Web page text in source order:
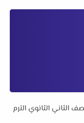
الثاني الثانوي الترم